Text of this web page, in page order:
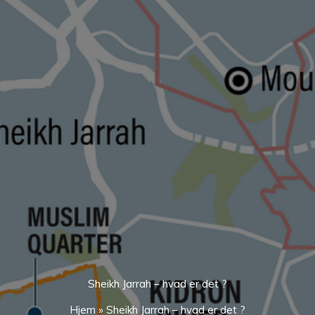
Sheikh Jarrah – hvad er det ?
Hjem » Sheikh Jarrah – hvad er det ?